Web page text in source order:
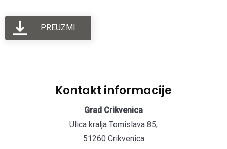
PREUZMI
Kontakt informacije
Grad Crikvenica
Ulica kralja Tomislava 85,
51260 Crikvenica